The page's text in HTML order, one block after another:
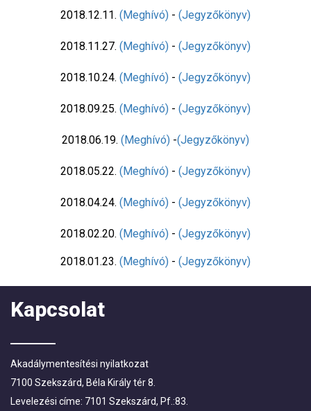
2018.12.11. (Meghívó) - (Jegyzőkönyv)
2018.11.27. (Meghívó) - (Jegyzőkönyv)
2018.10.24. (Meghívó) - (Jegyzőkönyv)
2018.09.25. (Meghívó) - (Jegyzőkönyv)
2018.06.19. (Meghívó) -(Jegyzőkönyv)
2018.05.22. (Meghívó) - (Jegyzőkönyv)
2018.04.24. (Meghívó) - (Jegyzőkönyv)
2018.02.20. (Meghívó) - (Jegyzőkönyv)
2018.01.23. (Meghívó) - (Jegyzőkönyv)
Kapcsolat
Akadálymentesítési nyilatkozat
7100 Szekszárd, Béla Király tér 8.
Levelezési címe: 7101 Szekszárd, Pf.:83.